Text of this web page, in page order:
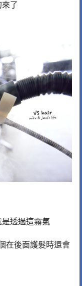
了
透過這霧氣
在後面護髮時還會